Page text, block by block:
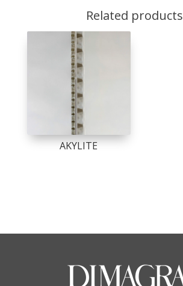
Related products
AKYLITE